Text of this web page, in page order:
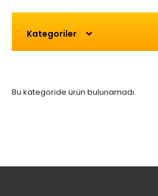
Kategoriler
Bu kategoride ürün bulunamadı.